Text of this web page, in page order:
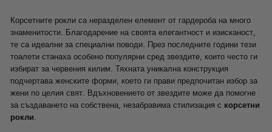
Корсетните рокли са неразделен елемент от гардероба на много
знаменитости. Благодарение на своята елегантност и изисканост,
те са идеални за специални поводи. През последните години тези
тоалети станаха особено популярни сред звездите, които често ги
избират за червения килим. Тяхната уникална конструкция
подчертава женските форми, което ги прави предпочитан избор за
жени по целия свят. Вдъхновението от звездите може да помогне
за създаването на собствена, незабравима стилизация с корсетни
рокли.